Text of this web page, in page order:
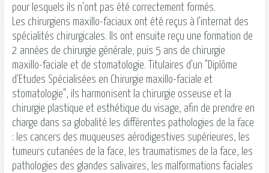
pour lesquels ils n'ont pas été correctement formés.
Les chirurgiens maxillo-faciaux ont été reçus à l'internat des
spécialités chirurgicales. Ils ont ensuite reçu une formation de
2 années de chirurgie générale, puis 5 ans de chirurgie
maxillo-faciale et de stomatologie. Titulaires d'un "Diplôme
d'Etudes Spécialisées en Chirurgie maxillo-faciale et
stomatologie", ils harmonisent la chirurgie osseuse et la
chirurgie plastique et esthétique du visage, afin de prendre en
charge dans sa globalité les différentes pathologies de la face
: les cancers des muqueuses aérodigestives supérieures, les
tumeurs cutanées de la face, les traumatismes de la face, les
pathologies des glandes salivaires, les malformations faciales